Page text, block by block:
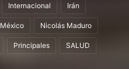
Internacional Irán
México Nicolás Maduro
Principales SALUD